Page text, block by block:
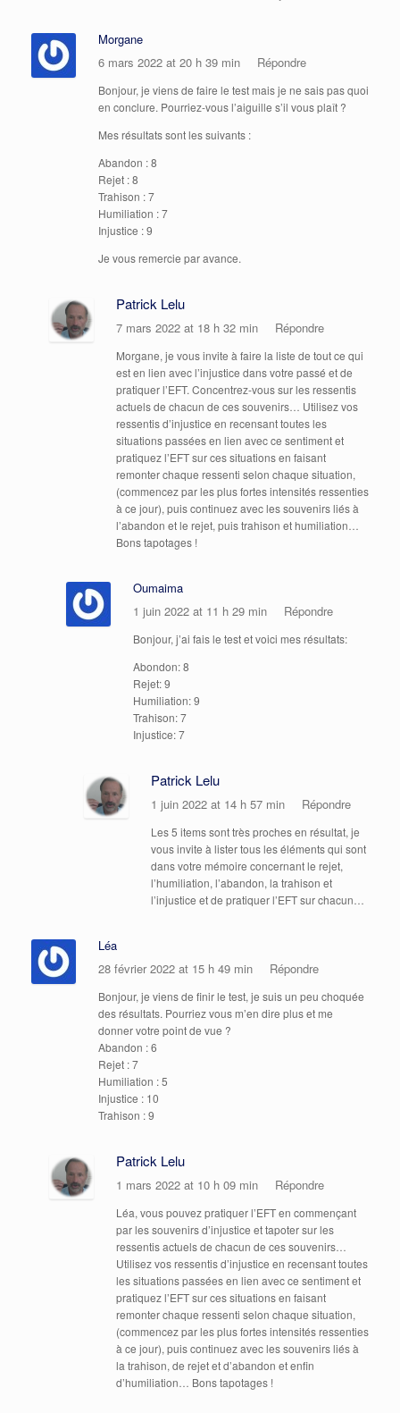
Morgane
6 mars 2022 at 20 h 39 min
Répondre
Bonjour, je viens de faire le test mais je ne sais pas quoi
en conclure. Pourriez-vous l’aiguille s’il vous plaît ?
Mes résultats sont les suivants :
Abandon : 8
Rejet : 8
Trahison : 7
Humiliation : 7
Injustice : 9
Je vous remercie par avance.
Patrick Lelu
7 mars 2022 at 18 h 32 min Répondre
Morgane, je vous invite à faire la liste de tout ce qui
est en lien avec l’injustice dans votre passé et de
pratiquer l’EFT. Concentrez-vous sur les ressentis
actuels de chacun de ces souvenirs… Utilisez vos
ressentis d’injustice en recensant toutes les
situations passées en lien avec ce sentiment et
pratiquez l’EFT sur ces situations en faisant
remonter chaque ressenti selon chaque situation,
(commencez par les plus fortes intensités ressenties
à ce jour), puis continuez avec les souvenirs liés à
l’abandon et le rejet, puis trahison et humiliation…
Bons tapotages !
Oumaima
1 juin 2022 at 11 h 29 min
Répondre
Bonjour, j’ai fais le test et voici mes résultats:
Abondon: 8
Rejet: 9
Humiliation: 9
Trahison: 7
Injustice: 7
Patrick Lelu
1 juin 2022 at 14 h 57 min Répondre
Les 5 items sont très proches en résultat, je
vous invite à lister tous les éléments qui sont
dans votre mémoire concernant le rejet,
l’humiliation, l’abandon, la trahison et
l’injustice et de pratiquer l’EFT sur chacun…
Léa
28 février 2022 at 15 h 49 min
Répondre
Bonjour, je viens de finir le test, je suis un peu choquée
des résultats. Pourriez vous m’en dire plus et me
donner votre point de vue ?
Abandon : 6
Rejet : 7
Humiliation : 5
Injustice : 10
Trahison : 9
Patrick Lelu
1 mars 2022 at 10 h 09 min Répondre
Léa, vous pouvez pratiquer l’EFT en commençant
par les souvenirs d’injustice et tapoter sur les
ressentis actuels de chacun de ces souvenirs…
Utilisez vos ressentis d’injustice en recensant toutes
les situations passées en lien avec ce sentiment et
pratiquez l’EFT sur ces situations en faisant
remonter chaque ressenti selon chaque situation,
(commencez par les plus fortes intensités ressenties
à ce jour), puis continuez avec les souvenirs liés à
la trahison, de rejet et d’abandon et enfin
d’humiliation… Bons tapotages !